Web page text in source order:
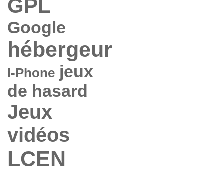
GPL
Google
hébergeur
I-Phone jeux
de hasard
Jeux
vidéos
LCEN